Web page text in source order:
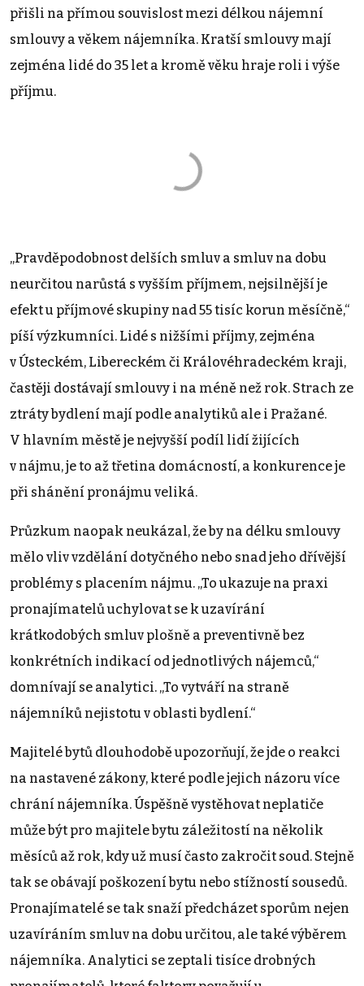
přišli na přímou souvislost mezi délkou nájemní
smlouvy a věkem nájemníka. Kratší smlouvy mají
zejména lidé do 35 let a kromě věku hraje roli i výše
příjmu.
„Pravděpodobnost delších smluv a smluv na dobu
neurčitou narůstá s vyšším příjmem, nejsilnější je
efekt u příjmové skupiny nad 55 tisíc korun měsíčně,“
píší výzkumníci. Lidé s nižšími příjmy, zejména
v Ústeckém, Libereckém či Královéhradeckém kraji,
častěji dostávají smlouvy i na méně než rok. Strach ze
ztráty bydlení mají podle analytiků ale i Pražané.
V hlavním městě je nejvyšší podíl lidí žijících
v nájmu, je to až třetina domácností, a konkurence je
při shánění pronájmu veliká.
Průzkum naopak neukázal, že by na délku smlouvy
mělo vliv vzdělání dotyčného nebo snad jeho dřívější
problémy s placením nájmu. „To ukazuje na praxi
pronajímatelů uchylovat se k uzavírání
krátkodobých smluv plošně a preventivně bez
konkrétních indikací od jednotlivých nájemců,“
domnívají se analytici. „To vytváří na straně
nájemníků nejistotu v oblasti bydlení.“
Majitelé bytů dlouhodobě upozorňují, že jde o reakci
na nastavené zákony, které podle jejich názoru více
chrání nájemníka. Úspěšně vystěhovat neplatiče
může být pro majitele bytu záležitostí na několik
měsíců až rok, kdy už musí často zakročit soud. Stejně
tak se obávají poškození bytu nebo stížností sousedů.
Pronajímatelé se tak snaží předcházet sporům nejen
uzavíráním smluv na dobu určitou, ale také výběrem
nájemníka. Analytici se zeptali tisíce drobných